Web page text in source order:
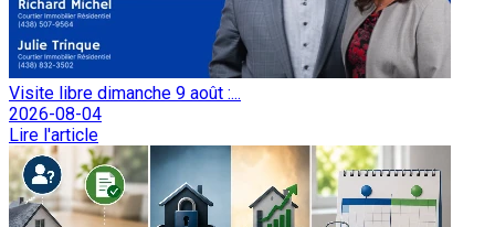
Visite libre dimanche 9 août :...
2026-08-04
Lire l'article